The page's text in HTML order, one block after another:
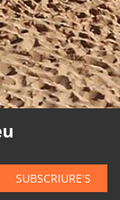
SUBSCRIURE'S